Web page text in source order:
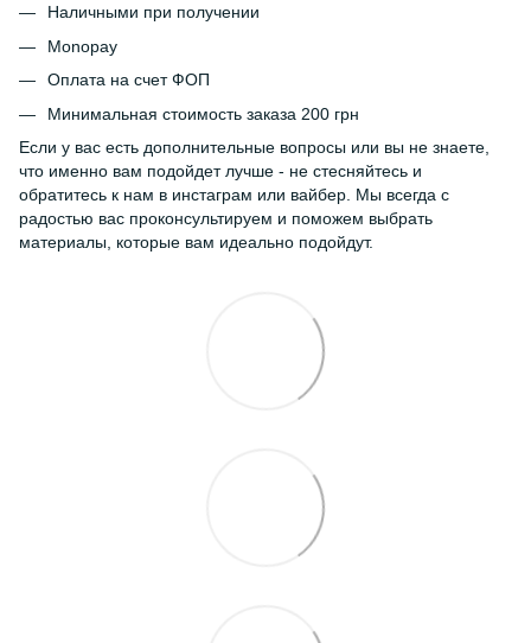
Наличными при получении
Monopay
Оплата на счет ФОП
Минимальная стоимость заказа 200 грн
Если у вас есть дополнительные вопросы или вы не знаете,
что именно вам подойдет лучше - не стесняйтесь и
обратитесь к нам в инстаграм или вайбер. Мы всегда с
радостью вас проконсультируем и поможем выбрать
материалы, которые вам идеально подойдут.